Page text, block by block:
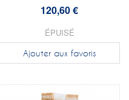
120,60 €
ÉPUISÉ
Ajouter aux favoris